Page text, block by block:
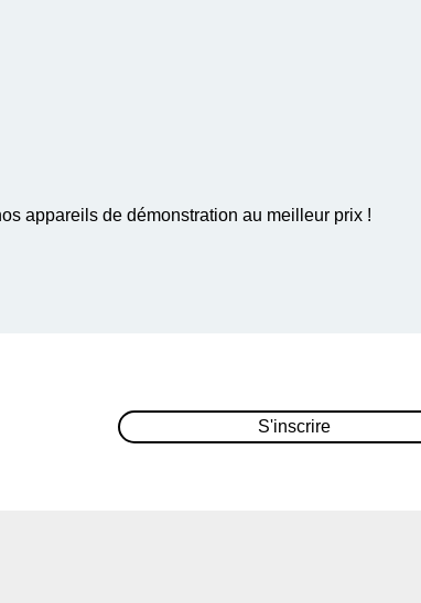
appareils de démonstration au meilleur prix !
S'inscrire